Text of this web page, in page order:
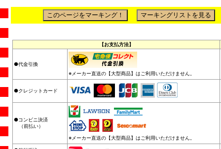
【お支払方法】
●代金引換
※メーカー直送の【大型商品】はご利用いただけません。
●クレジットカード
●コンビニ決済
（前払い）
※メーカー直送の【大型商品】はご利用いただけません。